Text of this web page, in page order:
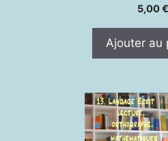
5,00€
Ajouter au